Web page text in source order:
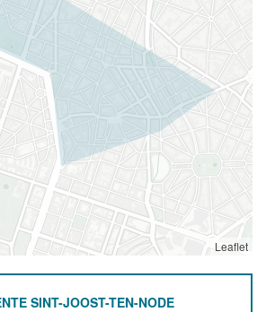
Leaflet
SINT-JOOST-TEN-NODE